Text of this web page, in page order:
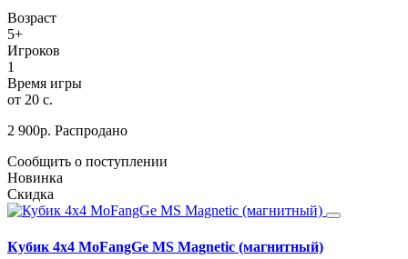
Возраст
5+
Игроков
1
Время игры
от 20 с.
2 900р. Распродано
Сообщить о поступлении
Новинка
Скидка
Кубик 4х4 MoFangGe MS Magnetic (магнитный)